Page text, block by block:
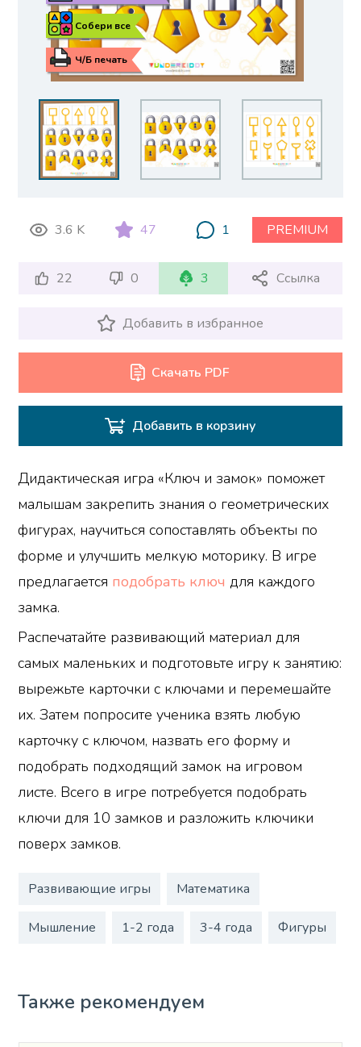
Ч/Б печать
Собери все
3.6 K 47 1 PREMIUM
22 0 3 Ссылка
Добавить в избранное
Скачать PDF
Добавить в корзину
Дидактическая игра «Ключ и замок» поможет
малышам закрепить знания о геометрических
фигурах, научиться сопоставлять объекты по
форме и улучшить мелкую моторику. В игре
предлагается подобрать ключ для каждого
замка.
Распечатайте развивающий материал для
самых маленьких и подготовьте игру к занятию:
вырежьте карточки с ключами и перемешайте
их. Затем попросите ученика взять любую
карточку с ключом, назвать его форму и
подобрать подходящий замок на игровом
листе. Всего в игре потребуется подобрать
ключи для 10 замков и разложить ключики
поверх замков.
Развивающие игры Математика
Мышление 1-2 года 3-4 года Фигуры
Также рекомендуем